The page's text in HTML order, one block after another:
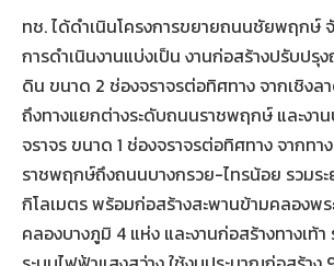
ทช. ได้ดำเนินโครงการขยายถนนชัยพฤกษ์
การดำเนินงานแบ่งเป็น งานก่อสร้างปรับปรุ
ดิน ขนาด 2 ช่องจราจรต่อทิศทาง จากเชิงล
ถึงทางแยกต่างระดับถนนราชพฤกษ์ และงา
จราจร ขนาด 1 ช่องจราจรต่อทิศทาง จากท
ราชพฤกษ์ถึงถนนบางกรวย-ไทรน้อย รวมระ
กิโลเมตร พร้อมก่อสร้างสะพานข้ามคลองพ
คลองบางภูมิ 4 แห่ง และงานก่อสร้างทางเท้า